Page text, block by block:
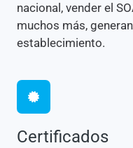
nacional, vender el
muchos más,
establecimiento.
Certificados